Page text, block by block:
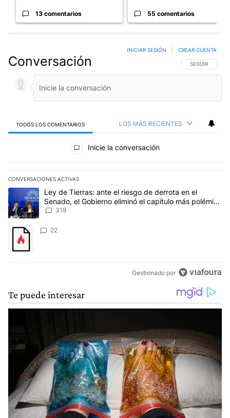
13 comentarios 55 comentarios
Conversación SIGA ESTA
SEGUIR
INICIAR SESIÓN CREAR CUENTA
TODOS LOS COMENTARIOS LOS MÁS RECIENTES
Todos los comentarios
Inicie la conversación
CONVERSACIONES ACTIVAS
Este listado muestra los artículos con más comentarios en los
Un artículo de tendencia con el título "Ley de Tierras: ante el
Ley de Tierras: ante el riesgo de derrota en el
Senado, el Gobierno eliminó el capítulo más polémico
del proyecto
319
Un artículo de tendencia con el título "" con 22 comentarios.
22
Gestionado por